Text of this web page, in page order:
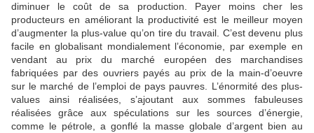
diminuer le coût de sa production. Payer moins cher les
producteurs en améliorant la productivité est le meilleur moyen
d’augmenter la plus-value qu’on tire du travail. C’est devenu plus
facile en globalisant mondialement l’économie, par exemple en
vendant au prix du marché européen des marchandises
fabriquées par des ouvriers payés au prix de la main-d’oeuvre
sur le marché de l’emploi de pays pauvres. L’énormité des plus-
values ainsi réalisées, s’ajoutant aux sommes fabuleuses
réalisées grâce aux spéculations sur les sources d’énergie,
comme le pétrole, a gonflé la masse globale d’argent bien au